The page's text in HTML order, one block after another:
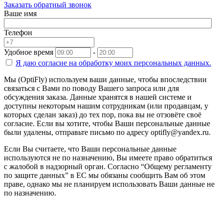
Заказать обратный звонок
Ваше имя
Телефон
Удобное время
-
Я даю согласие на обработку моих персональных данных.
Мы (OptiFly) используем ваши данные, чтобы впоследствии
связаться с Вами по поводу Вашего запроса или для
обсуждения заказа. Данные хранятся в нашей системе и
доступны некоторым нашим сотрудникам (или продавцам, у
которых сделан заказ) до тех пор, пока вы не отзовёте своё
согласие. Если вы хотите, чтобы Ваши персональные данные
были удалены, отправьте письмо по адресу optifly@yandex.ru.
Если Вы считаете, что Ваши персональные данные
используются не по назначению, Вы имеете право обратиться
с жалобой в надзорный орган. Согласно “Общему регламенту
по защите данных” в ЕС мы обязаны сообщить Вам об этом
праве, однако мы не планируем использовать Ваши данные не
по назначению.